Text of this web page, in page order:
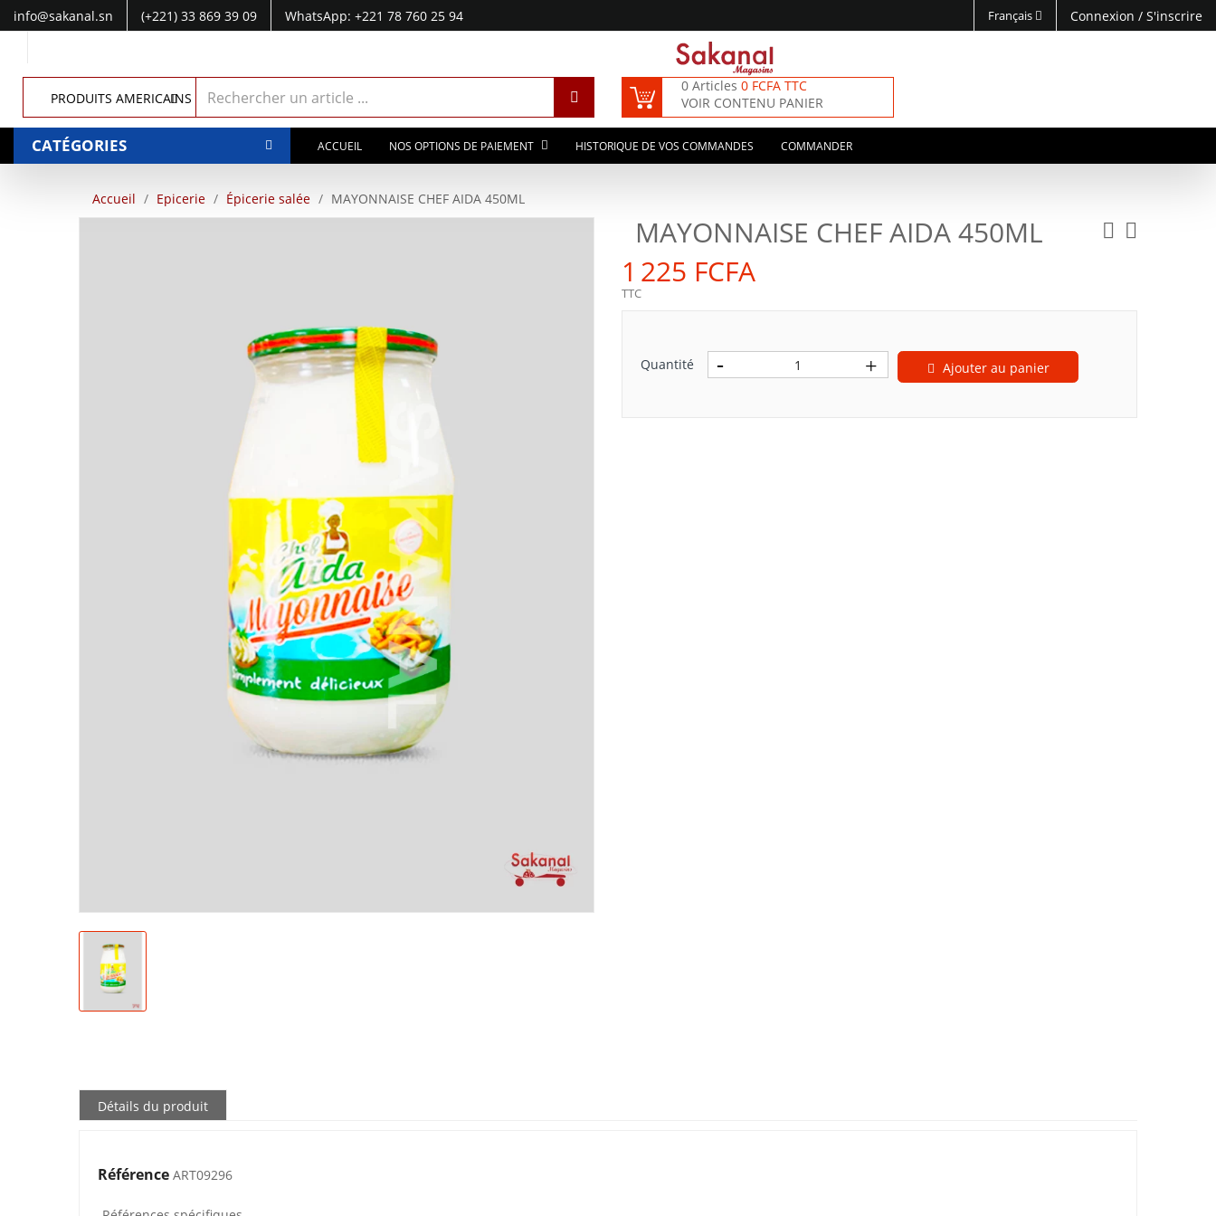
info@sakanal.sn (+221) 33 869 39 09
WhatsApp: +221 78 760 25 94
Connexion / S'inscrire
Français
PRODUITS AMERICAINS
0 Articles 0 FCFA TTC
VOIR CONTENU PANIER
CATÉGORIES ACCUEIL NOS OPTIONS DE PAIEMENT HISTORIQUE DE VOS COMMANDES COMMANDER
Accueil Epicerie Épicerie salée MAYONNAISE CHEF AIDA 450ML
MAYONNAISE CHEF AIDA 450ML
1 225 FCFA
TTC
Quantité Ajouter au panier
Détails du produit
Référence ART09296